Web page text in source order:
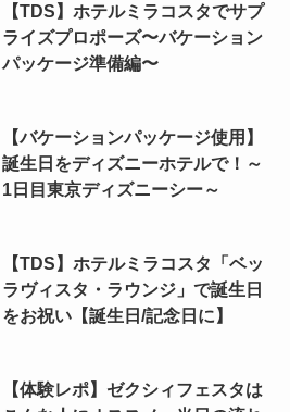
【TDS】ホテルミラコスタでサプ
ライズプロポーズ〜バケーション
パッケージ準備編〜
【バケーションパッケージ使用】
誕生日をディズニーホテルで！～
1日目東京ディズニーシー～
【TDS】ホテルミラコスタ「ベッ
ラヴィスタ・ラウンジ」で誕生日
をお祝い【誕生日/記念日に】
【体験レポ】ゼクシィフェスタは